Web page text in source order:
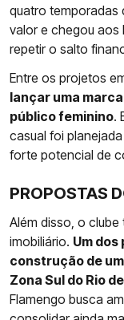
quatro temporadas
valor e chegou aos
repetir o salto
Entre os projetos
lançar uma
público feminino.
casual foi
forte potencial de
PROPOSTAS
Além disso, o
imobiliário. Um
construção de
Zona Sul do Rio
Flamengo busca